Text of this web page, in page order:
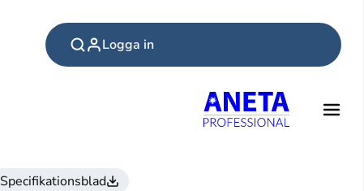
Logga in
Specifikationsblad